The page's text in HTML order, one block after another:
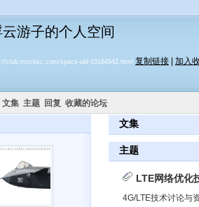
游子的个人空间
club.mscbsc.com/space-uid-10164942.html 复制链接 加入
文集 主题 回复 收藏的论坛
文集
主题
LTE网络优化
4G/LTE技术讨论与